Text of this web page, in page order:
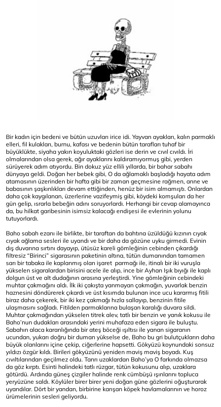
Bir kadın için bedeni ve bütün uzuvları irice idi. Yayvan ayakları, kalın parmaklı
elleri, fil kulakları, burnu, kafası ve bedenin bütün tarafları tuhaf bir
büyüklükte, siyaha yakın koyuluktaki gözleri ise derin ve cıvıl cıvıldı. İri
olmalarından olsa gerek, ağır ayaklarını kaldıramıyormuş gibi, yerden
sürüyerek adım atıyordu. Bin dokuz yüz ellili yıllarda, bir bahar sabahı
dünyaya geldi. Doğan her bebek gibi, O da ağlamaklı başladığı hayata adım
atamasının üzerinden bir hafta gibi bir zaman geçmesine rağmen, anne ve
babasının şaşkınlıkları devam ettiğinden, henüz bir isim almamıştı. Onlardan
daha çok kaygılanan, üzerlerine vazifeymiş gibi, köydeki komşuları da her
gün gelip, ısrarla bebeğin adını soruyorlardı. Herhangi bir cevap alamayınca
da, bu hilkat garibesinin isimsiz kalacağı endişesi ile evlerinin yolunu
tutuyorlardı.
Baho sabah ezanı ile birlikte, bir taraftan da bahtına üzüldüğü kızının cıyak
cıyak ağlama sesleri ile uyandı ve bir daha da gözüne uyku girmedi. Evinin
dış duvarına sırtını dayayıp, ütüsüz kareli gömleğinin cebinden çıkardığı
filtresiz “Birinci” sigarasının paketinin altına, tütün dumanından tamamen
sarı bir tabaka ile kaplanmış olan işaret parmağı ile, itinalı bir iki vuruşla
yükselen sigaralardan birisini acele ile alıp, ince bir Ayhan Işık bıyığı ile kaplı
dolgun üst ve alt dudağının arasına yerleştirdi. Yine gömleğinin cebindeki
muhtar çakmağını aldı. İlk iki çakışta yanmayan çakmağın, yuvarlak benzin
haznesini döndürerek çıkardı ve üst kısımda bulunan ince ucu kararmış fitili
biraz daha çekerek, bir iki kez çakmağı hızla sallayıp, benzinin fitile
ulaşmasını sağladı. Fitilden parmaklarına bulaşan karalığı duvara sildi.
Muhtar çakmağından yükselen titrek alev, tatlı bir benzin ve yanık kokusu ile
Baho’nun dudakları arasındaki yerini muhafaza eden sigara ile buluştu.
Sabahın alaca karanlığında bir ateş böceği ışıltısı ile yanan sigaranın
ucundan, yukarı doğru bir duman yükselse de, Baho bu gri bulutçukların daha
büyük olanlarını içine çekip, ciğerlerine hapsetti. Gökyüzü koynundaki sonsuz
yıldızı özgür kıldı. Birileri gökyüzünü yeniden maviş maviş boyadı. Kuş
cıvıltılarından geçilmez oldu. Tanrı uzaklardan Baho’ya O farkında olmazsa
da göz kırptı. Esinti halindeki tatlı rüzgar, tütün kokusunu alıp, uzaklara
götürdü. Ardında güneş çizgiler halinde renk cümbüşü ışınlarını topluca
yeryüzüne saldı. Köylüler birer birer yeni doğan güne gözlerini oğuşturarak
uyandılar. Dört bir yandan, birbirine karışan köpek havlamalarının ve horoz
ürümelerinin sesleri geliyordu.